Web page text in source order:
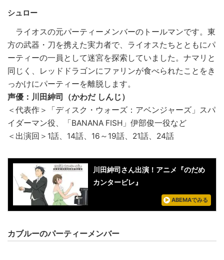
シュロー
ライオスの元パーティーメンバーのトールマンです。東
方の武器・刀を携えた実力者で、ライオスたちとともにパ
ーティーの一員として迷宮を探索していました。ナマリと
同じく、レッドドラゴンにファリンが食べられたことをき
っかけにパーティーを離脱します。
声優：川田紳司（かわだ しんじ）
＜代表作＞「ディスク・ウォーズ：アベンジャーズ」スパ
イダーマン役、「BANANA FISH」伊部俊一役など
＜出演回＞1話、14話、16～19話、21話、24話
川田紳司さん出演！アニメ『のだめ
カンタービレ』
ABEMAでみる
カブルーのパーティーメンバー